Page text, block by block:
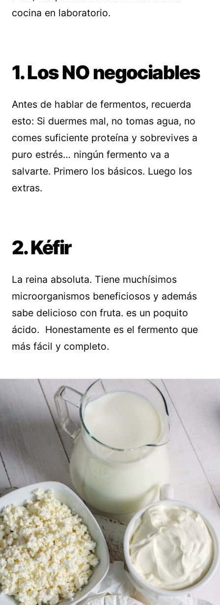
cocina en laboratorio.
1. Los NO negociables
Antes de hablar de fermentos, recuerda
esto: Si duermes mal, no tomas agua, no
comes suficiente proteína y sobrevives a
puro estrés… ningún fermento va a
salvarte. Primero los básicos. Luego los
extras.
2. Kéfir
La reina absoluta. Tiene muchísimos
microorganismos beneficiosos y además
sabe delicioso con fruta. es un poquito
ácido. Honestamente es el fermento que
más fácil y completo.